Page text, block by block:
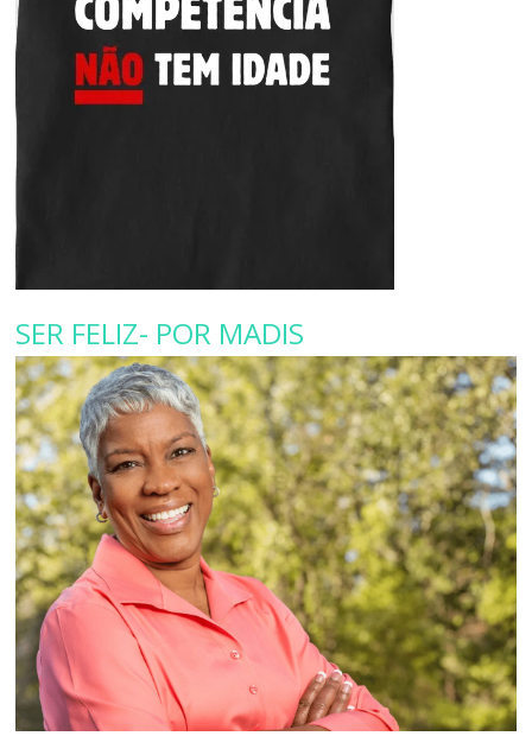
SER FELIZ- POR MADIS